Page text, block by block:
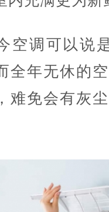
调可以说是
全年无休的
难免会有灰